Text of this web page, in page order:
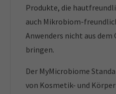
Produkte, die
auch Mikrobiom-
Anwenders nicht aus dem
bringen.
Der MyMicrobiome
von Kosmetik- und